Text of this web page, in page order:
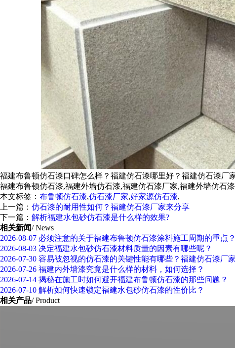
福建布鲁顿仿石漆口碑怎么样？福建仿石漆哪里好？福建仿石漆
福建布鲁顿仿石漆,福建外墙仿石漆,福建仿石漆厂家,福建外墙仿石
本文标签： 布鲁顿仿石漆,仿石漆厂家,好家源仿石漆,
上一篇： 仿石漆的耐用性如何？福建仿石漆厂家来分享
下一篇： 解析福建水包砂仿石漆是什么样的效果?
相关新闻/ News
2026-08-07 必须注意的关于福建布鲁顿仿石漆涂料施工周期的重点？
2026-08-03 决定福建水包砂仿石漆材料质量的因素有哪些呢？
2026-07-30 容易被忽视的仿石漆的关键性能有哪些？福建仿石漆厂
2026-07-26 福建内外墙漆究竟是什么样的材料，如何选择？
2026-07-14 揭秘在施工时如何避开福建布鲁顿仿石漆的那些问题？
2026-07-10 解析如何快速锁定福建水包砂仿石漆的性价比？
相关产品/ Product